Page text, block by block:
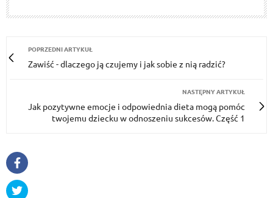
POPRZEDNI ARTYKUŁ
Zawiść - dlaczego ją czujemy i jak sobie z nią radzić?
NASTĘPNY ARTYKUŁ
Jak pozytywne emocje i odpowiednia dieta mogą pomóc
twojemu dziecku w odnoszeniu sukcesów. Część 1